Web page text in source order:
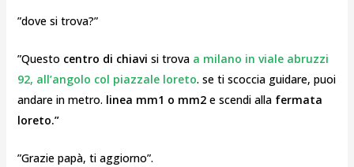
”dove si trova?”
”Questo centro di chiavi si trova a milano in viale abruzzi
92, all’angolo col piazzale loreto. se ti scoccia guidare, puoi
andare in metro. linea mm1 o mm2e scendi alla fermata
loreto.”
”Grazie papà, ti aggiorno”.